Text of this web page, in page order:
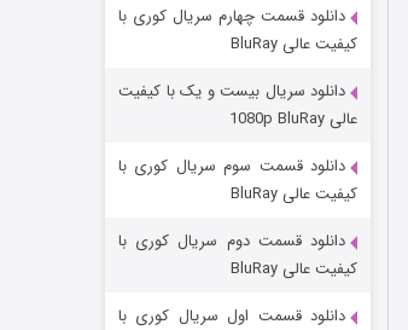
مردگان متحرک: شهر مرده ۳
دانلود قسمت چهارم سریال کوری با
کیفیت عالی BluRay
دانلود سریال بیست و یک با کیفیت
عالی 1080p BluRay
دانلود قسمت سوم سریال کوری با
کیفیت عالی BluRay
دانلود قسمت دوم سریال کوری با
کیفیت عالی BluRay
دانلود قسمت اول سریال کوری با